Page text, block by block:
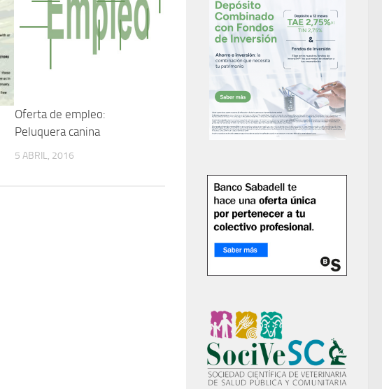
Oferta de empleo:
Peluquera canina
5 ABRIL, 2016